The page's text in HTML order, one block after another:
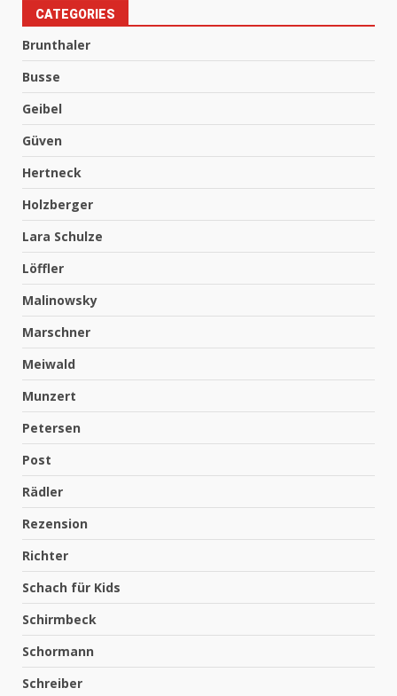
CATEGORIES
Brunthaler
Busse
Geibel
Güven
Hertneck
Holzberger
Lara Schulze
Löffler
Malinowsky
Marschner
Meiwald
Munzert
Petersen
Post
Rädler
Rezension
Richter
Schach für Kids
Schirmbeck
Schormann
Schreiber